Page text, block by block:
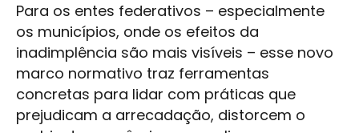
Para os entes federativos – especialmente
os municípios, onde os efeitos da
inadimplência são mais visíveis – esse novo
marco normativo traz ferramentas
concretas para lidar com práticas que
prejudicam a arrecadação, distorcem o